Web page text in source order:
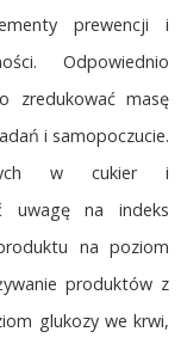
prewencji i
Odpowiednio
zredukować masę
i samopoczucie.
w cukier i
uwagę na indeks
na poziom
produktów z
glukozy we krwi,